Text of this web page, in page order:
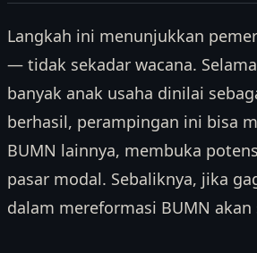
Langkah ini menunjukkan
— tidak sekadar wacana.
banyak anak usaha dinilai
berhasil, perampingan ini bisa
BUMN lainnya, membuka
pasar modal. Sebaliknya, jika
dalam mereformasi BUMN